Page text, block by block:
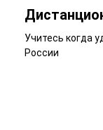
Учитесь когда
России